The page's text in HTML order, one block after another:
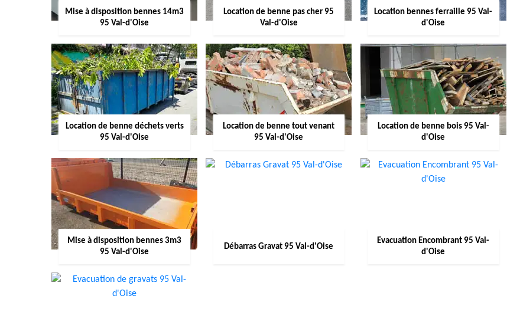
Mise à disposition bennes 14m3
95 Val-d'Oise
Location de benne pas cher 95
Val-d'Oise
Location bennes ferraille 95 Val-
d'Oise
Location de benne déchets verts
95 Val-d'Oise
Location de benne tout venant
95 Val-d'Oise
Location de benne bois 95 Val-
d'Oise
Mise à disposition bennes 3m3
95 Val-d'Oise
Débarras Gravat 95 Val-d'Oise
Evacuation Encombrant 95 Val-
d'Oise